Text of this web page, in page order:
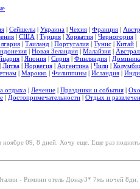
| Сейшелы | Украина | Чехия | Франция |
| США | Турция | Хорватия | Черногория |
| Таиланд | Португалия | Тунис | Китай |
| Новая Зеландия | Малайзия |
| Япония | Сирия | Финляндия |
| Литва | Норвегия | Аргентина | Чили |
| Марокко | Филиппины | Исландия |
отдыха | Лечение | Праздники и события |
| Достопримечательности | Отдых и
ноябре 09, 8 дней. Хочу еще. Еще раз
- Римини отель Донау3* 7мь ночей 8дн.